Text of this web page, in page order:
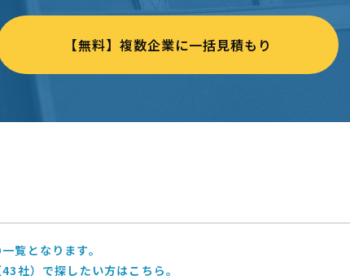
【無料】複数企業に一括見積もり
覧となります。
社）で探したい方はこちら。